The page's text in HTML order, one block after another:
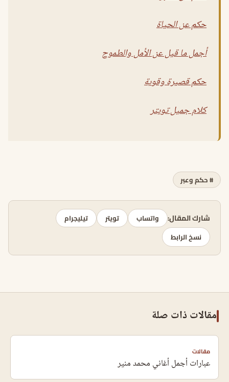
حكم عن الحياة
أجمل ما قيل عن الأمل والطموح
حكم قصيرة وقوية
كلام جميل تويتر
# حكم وعبر
شارك المقال: واتساب تويتر
تيليجرام
نسخ الرابط
مقالات ذات صلة
مقالات
عبارات أجمل أغاني محمد منير